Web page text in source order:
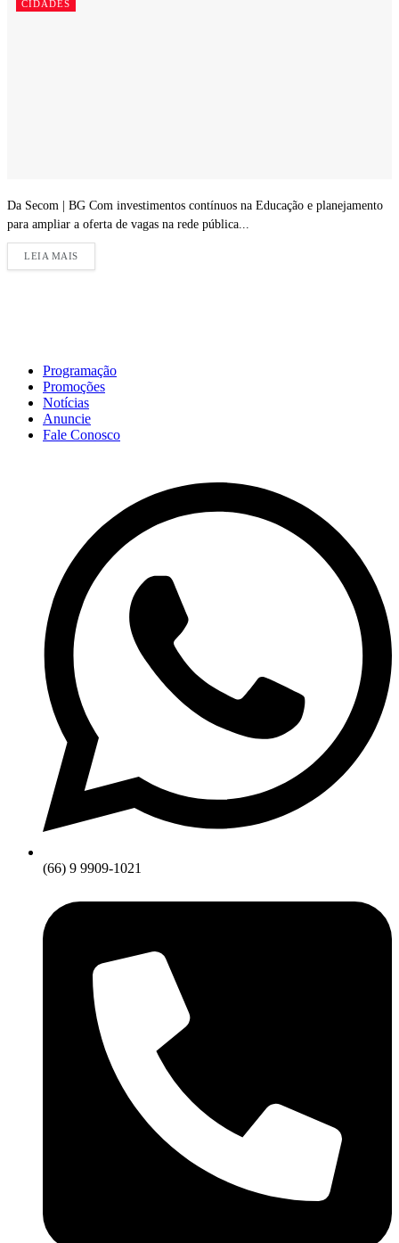
CIDADES
Da Secom | BG Com investimentos contínuos na Educação e planejamento
para ampliar a oferta de vagas na rede pública...
LEIA MAIS
Programação
Promoções
Notícias
Anuncie
Fale Conosco
(66) 9 9909-1021